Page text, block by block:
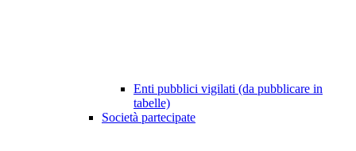
Enti pubblici vigilati (da pubblicare in
tabelle)
Società partecipate